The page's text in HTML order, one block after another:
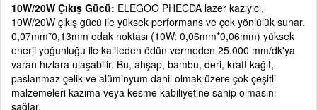
10W/20W Çıkış Gücü: ELEGOO PHECDA lazer kazıyıcı,
10W/20W çıkış gücü ile yüksek performans ve çok yönlülük sunar.
0,07mm*0,13mm odak noktası (10W: 0,06mm*0,06mm) yüksek
enerji yoğunluğu ile kaliteden ödün vermeden 25.000 mm/dk'ya
varan hızlara ulaşabilir. Bu, ahşap, bambu, deri, kraft kağıt,
paslanmaz çelik ve alüminyum dahil olmak üzere çok çeşitli
malzemeleri kazıma veya kesme kabiliyetine sahip olmasını
sağlar.